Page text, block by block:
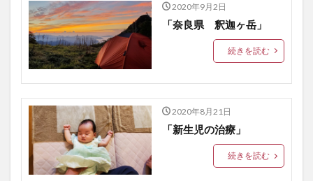
2020年9月2日
「奈良県 釈迦ヶ岳」
続きを読む
2020年8月21日
「新生児の治療」
続きを読む